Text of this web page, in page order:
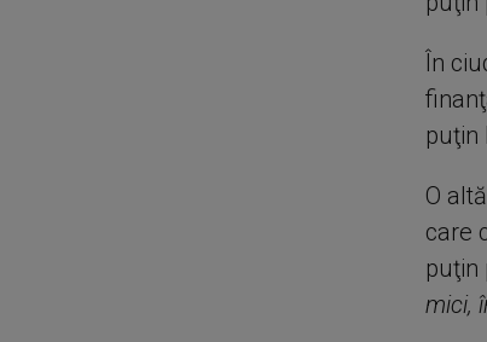
În
puţin
O
care
puţin
mici,